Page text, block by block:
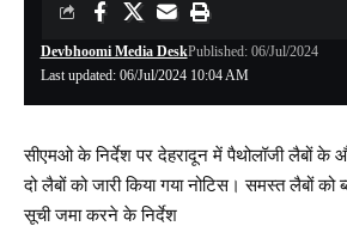
Last updated: 06/Jul/2024 10:04 AM
Devbhoomi Media DeskPublished: 06/Jul/2024
सीएमओ के निर्देश पर देहरादून में पैथोलॉजी लैबों के
दो लैबों को जारी किया गया नोटिस। समस्त लैबों
सूची जमा करने के निर्देश